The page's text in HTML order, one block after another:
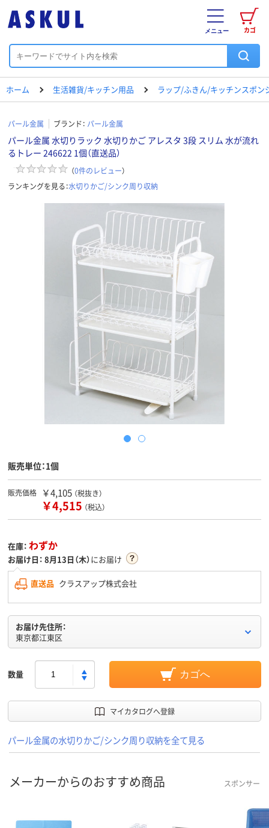
カゴ
メニュー
ホーム 生活雑貨/キッチン用品 ラップ/ふきん/キッチンスポン
パール金属 ブランド： パール金属
パール金属 水切りラック 水切りかご アレスタ 3段 スリム 水が流れ
るトレー 246622 1個（直送品）
（0件のレビュー）
ランキングを見る：水切りかご/シンク周り収納
販売単位：1個
販売価格 ￥4,105 （税抜き）
￥4,515 （税込）
在庫： わずか
お届け日： 8月13日（木）にお届け
直送品 クラスアップ株式会社
お届け先住所：
東京都江東区
数量 カゴへ
マイカタログへ登録
パール金属の水切りかご/シンク周り収納を全て見る
メーカーからのおすすめ商品 スポンサー